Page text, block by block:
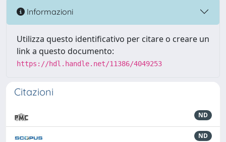
Informazioni
Utilizza questo identificativo per citare o creare un
link a questo documento:
https://hdl.handle.net/11386/4049253
Citazioni
ND
ND